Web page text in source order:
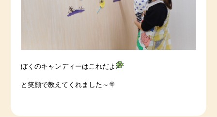
ぼくのキャンディーはこれだよ
と笑顔で教えてくれました～🍭